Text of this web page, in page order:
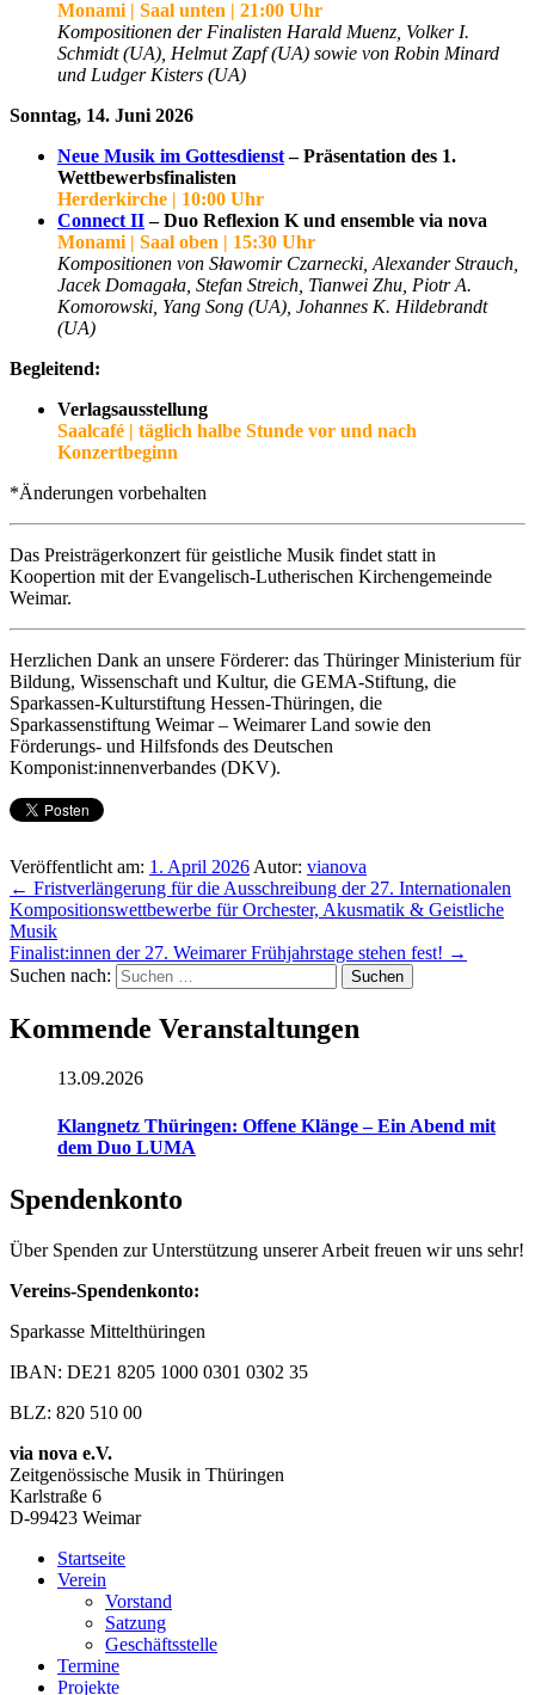
Monami | Saal unten | 21:00 Uhr
Kompositionen der Finalisten Harald Muenz, Volker I.
Schmidt (UA), Helmut Zapf (UA) sowie von Robin Minard
und Ludger Kisters (UA)
Sonntag, 14. Juni 2026
Neue Musik im Gottesdienst– Präsentation des 1.
Wettbewerbsfinalisten
Herderkirche | 10:00 Uhr
Connect II– Duo Reflexion K und ensemble via nova
Monami | Saal oben | 15:30 Uhr
Kompositionen von Sławomir Czarnecki, Alexander Strauch,
Jacek Domagała, Stefan Streich, Tianwei Zhu, Piotr A.
Komorowski, Yang Song (UA), Johannes K. Hildebrandt
(UA)
Begleitend:
Verlagsausstellung
Saalcafé | täglich halbe Stunde vor und nach
Konzertbeginn
*Änderungen vorbehalten
Das Preisträgerkonzert für geistliche Musik findet statt in
Koopertion mit der Evangelisch-Lutherischen Kirchengemeinde
Weimar.
Herzlichen Dank an unsere Förderer: das Thüringer Ministerium für
Bildung, Wissenschaft und Kultur, die GEMA-Stiftung, die
Sparkassen-Kulturstiftung Hessen-Thüringen, die
Sparkassenstiftung Weimar – Weimarer Land sowie den
Förderungs- und Hilfsfonds des Deutschen
Komponist:innenverbandes (DKV).
Veröffentlicht am: 1. April 2026 Autor: vianova
← Fristverlängerung für die Ausschreibung der 27. Internationalen
Kompositionswettbewerbe für Orchester, Akusmatik & Geistliche
Musik
Finalist:innen der 27. Weimarer Frühjahrstage stehen fest! →
Suchen nach:
Kommende Veranstaltungen
13.09.2026
Klangnetz Thüringen: Offene Klänge – Ein Abend mit
dem Duo LUMA
Spendenkonto
Über Spenden zur Unterstützung unserer Arbeit freuen wir uns sehr!
Vereins-Spendenkonto:
Sparkasse Mittelthüringen
IBAN: DE21 8205 1000 0301 0302 35
BLZ: 820 510 00
via nova e.V.
Zeitgenössische Musik in Thüringen
Karlstraße 6
D-99423 Weimar
Startseite
Verein
Vorstand
Satzung
Geschäftsstelle
Termine
Projekte